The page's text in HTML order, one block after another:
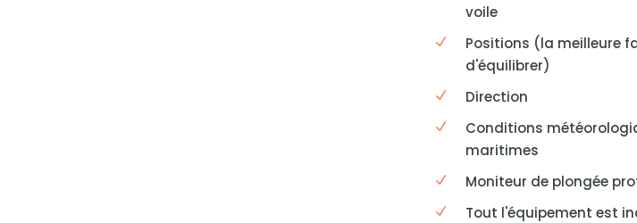
voile
Positions (la meilleure
d'équilibrer)
Direction
Conditions
maritimes
Moniteur de plongée
Tout l'équipement est